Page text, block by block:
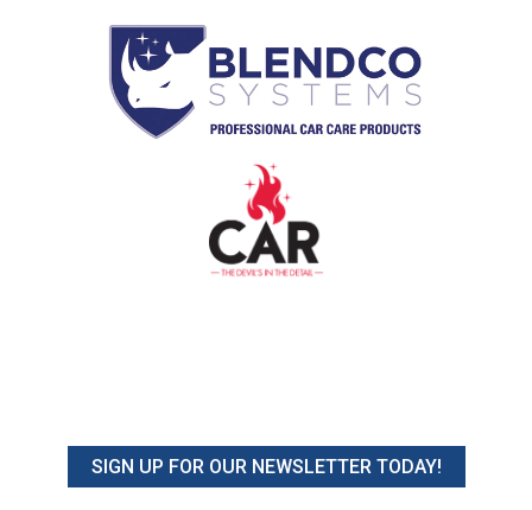
SIGN UP FOR OUR NEWSLETTER TODAY!